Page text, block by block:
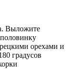
Выложите
орехами и
градусов